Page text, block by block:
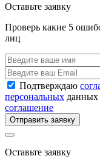
Оставьте заявку
Проверь какие 5
лиц
Подтверждаю
персональных
соглашение
Отправить заявку
Оставьте заявку